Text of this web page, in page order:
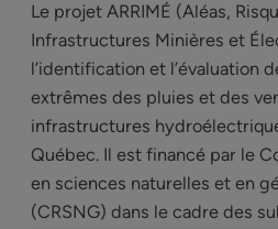
Le projet ARRIMÉ (Aléas,
Infrastructures Minières et
l’identification et l’évaluation
extrêmes des pluies et des
infrastructures
Québec. Il est financé par le
en sciences naturelles et en
(CRSNG) dans le cadre des